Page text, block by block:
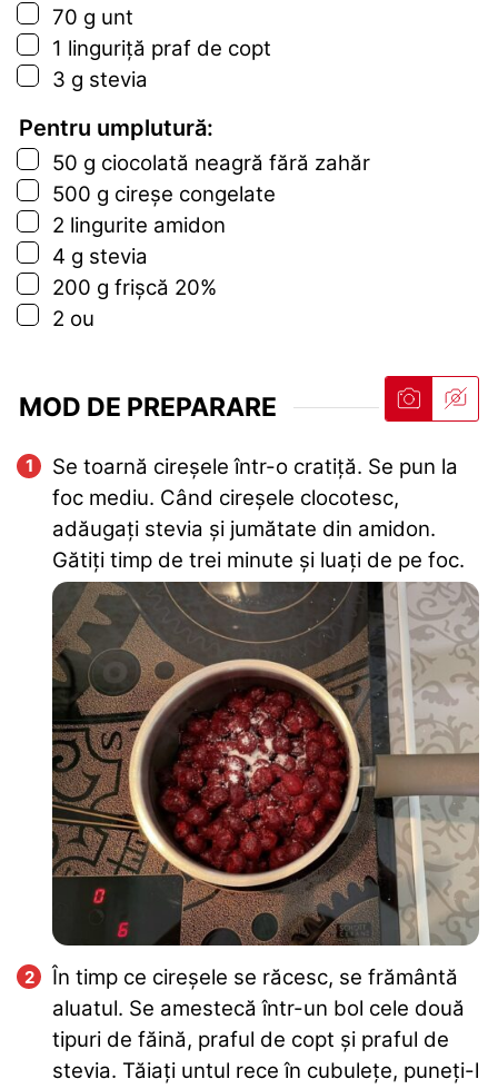
▢
70 g unt
▢
1 linguriță praf de copt
▢
3 g stevia
Pentru umplutură:
▢
50 g ciocolată neagră fără zahăr
▢
500 g cireșe congelate
▢
2 lingurite amidon
▢
4 g stevia
▢
200 g frișcă 20%
▢
2 ou
MOD DE PREPARARE
Se toarnă cireșele într-o cratiță. Se pun la
foc mediu. Când cireșele clocotesc,
adăugați stevia și jumătate din amidon.
Gătiți timp de trei minute și luați de pe foc.
În timp ce cireșele se răcesc, se frământă
aluatul. Se amestecă într-un bol cele două
tipuri de făină, praful de copt și praful de
stevia. Tăiați untul rece în cubulețe, puneți-l